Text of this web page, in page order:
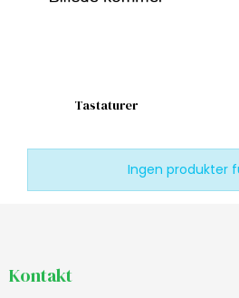
Tastaturer
Ingen produkter
Kontakt